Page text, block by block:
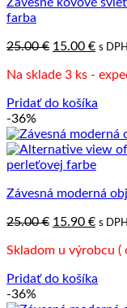
Závesné kovové
farba
25.00€ Pôvodná
bola:
15.00 €
je:
s DPH
Na sklade 3 ks -
Pridať do košíka
-36%
Závesná moderná
25.00€ Pôvodná
bola:
15.90 €
je:
s DPH
Skladom u výrobcu
Pridať do košíka
-36%